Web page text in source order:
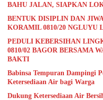
BAHU JALAN, SIAPKAN
BENTUK DISIPLIN DAN
KORAMIL 0810/20 NGLUYU
PEDULI KEBERSIHAN
0810/02 BAGOR BERSAMA
BAKTI
Babinsa Tempuran Dampingi
Ketersediaan Air bagi Warga
Dukung Ketersediaan Air